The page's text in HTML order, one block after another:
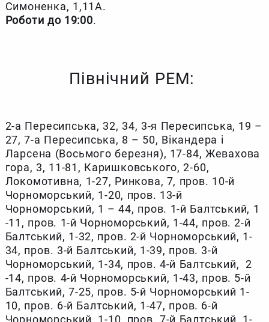
Симоненка, 1,11А.
Роботи до 19:00.
Північний РЕМ:
2-а Пересипська, 32, 34, 3-я Пересипська, 19 –
27, 7-а Пересипська, 8 – 50, Вікандера і
Ларсена (Восьмого березня), 17-84, Жевахова
гора, 3, 11-81, Каришковського, 2-60,
Локомотивна, 1-27, Ринкова, 7, пров. 10-й
Чорноморський, 1-20, пров. 13-й
Чорноморський, 1 – 44, пров. 1-й Балтський, 1
-11, пров. 1-й Чорноморський, 1-44, пров. 2-й
Балтський, 1-32, пров. 2-й Чорноморський, 1-
34, пров. 3-й Балтський, 1-39, пров. 3-й
Чорноморський, 1-34, пров. 4-й Балтський, 2
-14, пров. 4-й Чорноморський, 1-43, пров. 5-й
Балтський, 7-25, пров. 5-й Чорноморський 1-
10, пров. 6-й Балтський, 1-47, пров. 6-й
Чорноморський, 1-10, пров. 7-й Балтський, 1-